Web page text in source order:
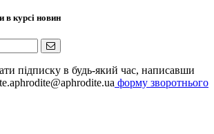
в курсі новин
підписку в будь-який час, написавши
форму зворотнього